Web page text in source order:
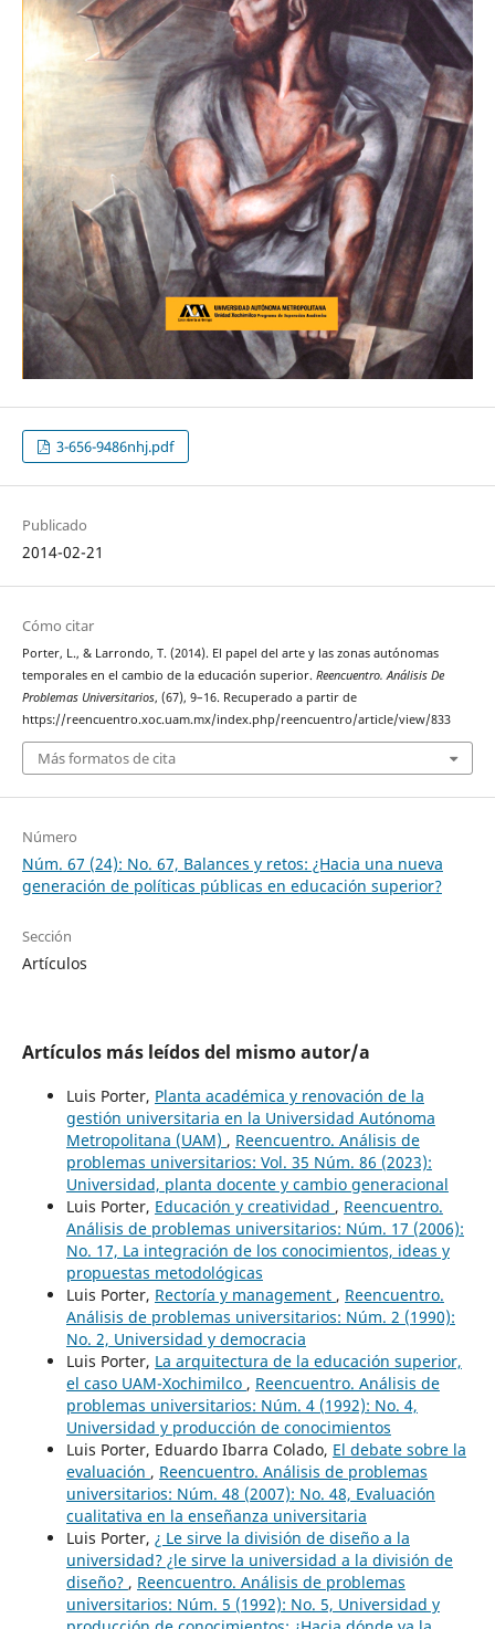
3-656-9486nhj.pdf
Publicado
2014-02-21
Cómo citar
Porter, L., & Larrondo, T. (2014). El papel del arte y las zonas autónomas
temporales en el cambio de la educación superior. Reencuentro. Análisis De
Problemas Universitarios, (67), 9–16. Recuperado a partir de
https://reencuentro.xoc.uam.mx/index.php/reencuentro/article/view/833
Más formatos de cita
Número
Núm. 67 (24): No. 67, Balances y retos: ¿Hacia una nueva
generación de políticas públicas en educación superior?
Sección
Artículos
Artículos más leídos del mismo autor/a
Luis Porter, Planta académica y renovación de la
gestión universitaria en la Universidad Autónoma
Metropolitana (UAM) , Reencuentro. Análisis de
problemas universitarios: Vol. 35 Núm. 86 (2023):
Universidad, planta docente y cambio generacional
Luis Porter, Educación y creatividad , Reencuentro.
Análisis de problemas universitarios: Núm. 17 (2006):
No. 17, La integración de los conocimientos, ideas y
propuestas metodológicas
Luis Porter, Rectoría y management , Reencuentro.
Análisis de problemas universitarios: Núm. 2 (1990):
No. 2, Universidad y democracia
Luis Porter, La arquitectura de la educación superior,
el caso UAM-Xochimilco , Reencuentro. Análisis de
problemas universitarios: Núm. 4 (1992): No. 4,
Universidad y producción de conocimientos
Luis Porter, Eduardo Ibarra Colado, El debate sobre la
evaluación , Reencuentro. Análisis de problemas
universitarios: Núm. 48 (2007): No. 48, Evaluación
cualitativa en la enseñanza universitaria
Luis Porter, ¿ Le sirve la división de diseño a la
universidad? ¿le sirve la universidad a la división de
diseño? , Reencuentro. Análisis de problemas
universitarios: Núm. 5 (1992): No. 5, Universidad y